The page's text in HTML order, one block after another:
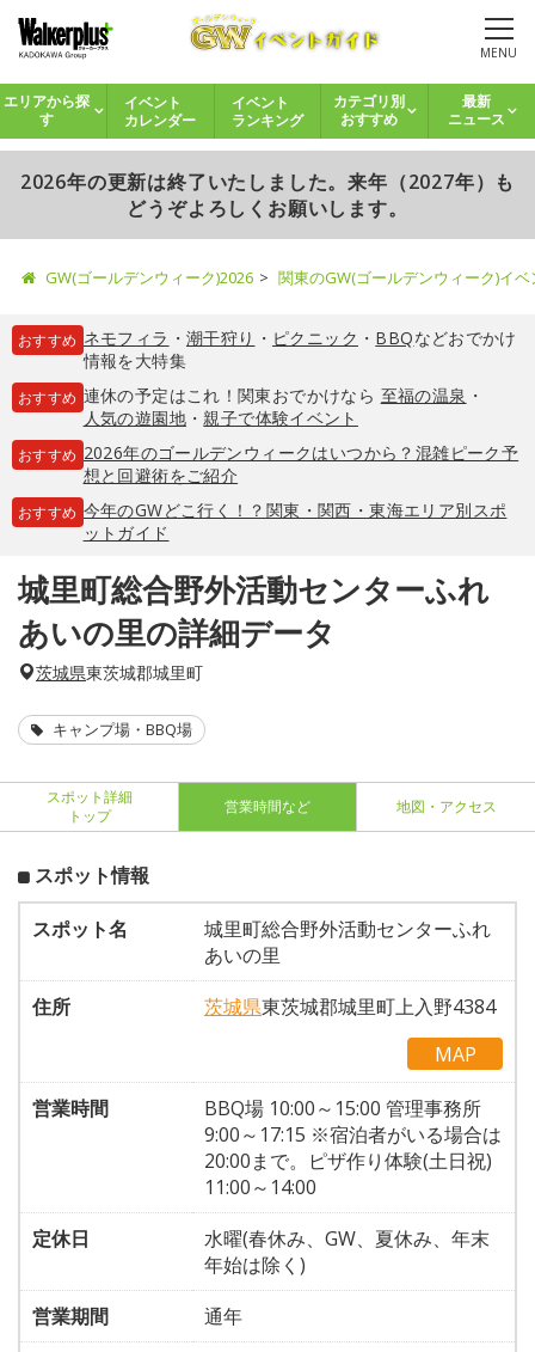
MENU
エリアから探
す
イベント
カレンダー
イベント
ランキング
カテゴリ別
おすすめ
最新
ニュース
2026年の更新は終了いたしました。来年（2027年）も
どうぞよろしくお願いします。
GW(ゴールデンウィーク)2026 関東のGW(ゴールデンウィーク)イ
おすすめ ネモフィラ ・ 潮干狩り ・ ピクニック ・ BBQなどおでかけ
情報を大特集
おすすめ 連休の予定はこれ！関東おでかけなら 至福の温泉 ・
人気の遊園地・親子で体験イベント
おすすめ 2026年のゴールデンウィークはいつから？混雑ピーク予
想と回避術をご紹介
おすすめ 今年のGWどこ行く！？関東・関西・東海エリア別スポ
ットガイド
城里町総合野外活動センターふれ
あいの里の詳細データ
茨城県東茨城郡城里町
キャンプ場・BBQ場
スポット詳細
トップ
営業時間など 地図・アクセス
スポット情報
スポット名
城里町総合野外活動センターふれ
あいの里
住所
茨城県東茨城郡城里町上入野4384
MAP
営業時間
BBQ場 10:00～15:00 管理事務所
9:00～17:15 ※宿泊者がいる場合は
20:00まで。ピザ作り体験(土日祝)
11:00～14:00
定休日
水曜(春休み、GW、夏休み、年末
年始は除く)
営業期間
通年